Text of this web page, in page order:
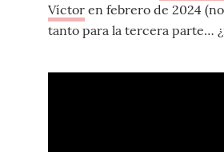
Víctor en febrero de 2024
tanto para la tercera parte…